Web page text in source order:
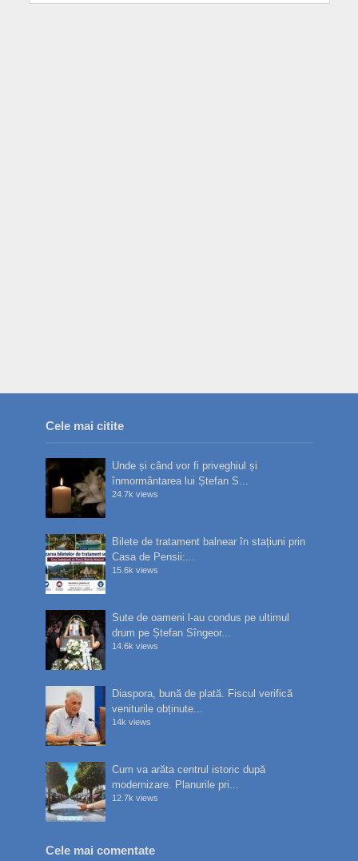
Cele mai citite
Unde și când vor fi priveghiul și
înmormântarea lui Ștefan S...
24.7k views
Bilete de tratament balnear în stațiuni prin
Casa de Pensii:...
15.6k views
Sute de oameni l-au condus pe ultimul
drum pe Ștefan Sîngeor...
14.6k views
Diaspora, bună de plată. Fiscul verifică
veniturile obținute...
14k views
Cum va arăta centrul istoric după
modernizare. Planurile pri...
12.7k views
Cele mai comentate